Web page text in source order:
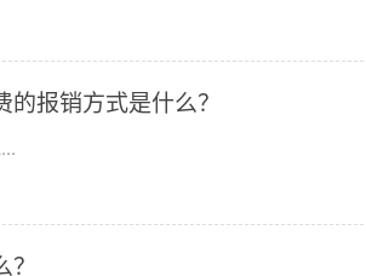
报销方式是什么？